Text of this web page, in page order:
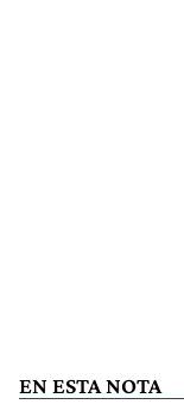
EN ESTA NOTA